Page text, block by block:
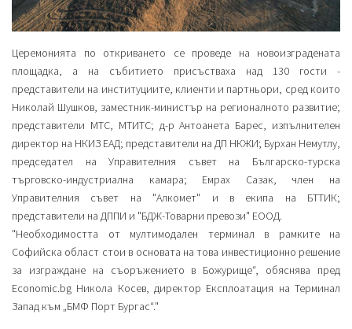
Церемонията по откриването се проведе на новоизградената
площадка, а на събитието присъстваха над 130 гости -
представители на институциите, клиенти и партньори, сред които
Николай Шушков, заместник-министър на регионалното развитие;
представители МТС, МТИТС; д-р Антоанета Барес, изпълнителен
директор на НКИЗ ЕАД; представители на ДП НКЖИ; Бурхан Немутлу,
председател на Управителния съвет на Българско-турска
търговско-индустриална камара; Емрах Сазак, член на
Управителния съвет на "Алкомет" и в екипа на БТТИК;
представители на ДППИ и "БДЖ-Товарни превози" ЕООД.
"Необходимостта от мултимодален терминал в рамките на
Софийска област стои в основата на това инвестиционно решение
за изграждане на съоръжението в Божурище“, обяснява пред
Economic.bg Никола Косев, директор Експлоатация на Терминал
Запад към „БМФ Порт Бургас“."